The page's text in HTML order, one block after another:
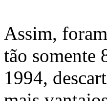
Assim,
tão somente
1994,